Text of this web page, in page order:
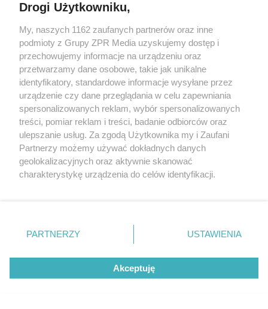
Żaden utwór zamieszczony w serwisie nie może być powielany i
rozpowszechniany lub dalej rozpowszechniany w jakikolwiek sposób (w
tzn. bez właściwej zgody, jest zabronione pod groźbą kary i może być
ścigane prawnie.
Drogi Użytkowniku,
My, naszych 1162 zaufanych partnerów oraz inne
podmioty z Grupy ZPR Media uzyskujemy dostęp i
przechowujemy informacje na urządzeniu oraz
przetwarzamy dane osobowe, takie jak unikalne
identyfikatory, standardowe informacje wysyłane przez
urządzenie czy dane przeglądania w celu zapewniania
spersonalizowanych reklam, wybór spersonalizowanych
treści, pomiar reklam i treści, badanie odbiorców oraz
ulepszanie usług. Za zgodą Użytkownika my i Zaufani
Partnerzy możemy używać dokładnych danych
geolokalizacyjnych oraz aktywnie skanować
charakterystykę urządzenia do celów identyfikacji.
zmienić/wycofać klikając przycisk ustawień prywatności
znajdujący się w lewym dolnym rogu strony
rodzaje przetwarzania danych nie wymagają zgody
użytkownika, ale masz prawo sprzeciwić się takiemu
przetwarzaniu. Preferencje będą miały zastosowanie tylko
PARTNERZY USTAWIENIA
Akceptuję